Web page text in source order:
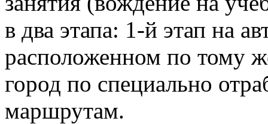
в два этапа: 1-й этап на
расположенном по тому
город по специально
маршрутам.